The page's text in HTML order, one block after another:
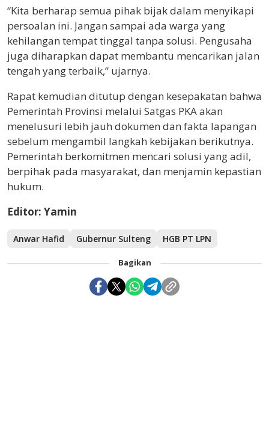
“Kita berharap semua pihak bijak dalam menyikapi
persoalan ini. Jangan sampai ada warga yang
kehilangan tempat tinggal tanpa solusi. Pengusaha
juga diharapkan dapat membantu mencarikan jalan
tengah yang terbaik,” ujarnya.
Rapat kemudian ditutup dengan kesepakatan bahwa
Pemerintah Provinsi melalui Satgas PKA akan
menelusuri lebih jauh dokumen dan fakta lapangan
sebelum mengambil langkah kebijakan berikutnya.
Pemerintah berkomitmen mencari solusi yang adil,
berpihak pada masyarakat, dan menjamin kepastian
hukum.
Editor: Yamin
Anwar Hafid Gubernur Sulteng HGB PT LPN
Bagikan